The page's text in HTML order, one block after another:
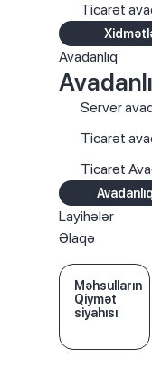
Ticarət
Avadanlıq
Server
Ticarət
Ticarət
Layihələr
Əlaqə
Məhsulların
Qiymət
siyahısı